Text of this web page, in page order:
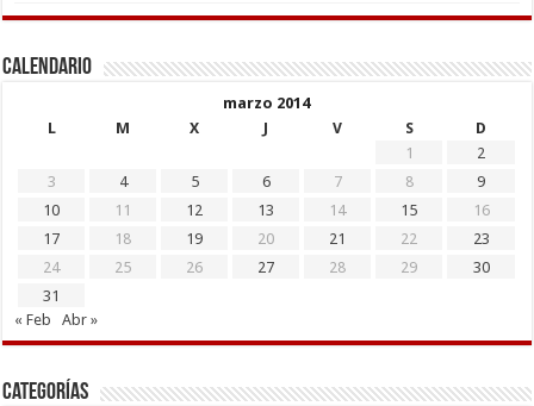
Calendario
marzo 2014
L
M X J V S
D
1
2
3
4 5 6 7 8
9
10
11 12 13 14 15
16
17
18 19 20 21 22
23
24
25 26 27 28 29
30
31
« Feb
Abr »
Categorías